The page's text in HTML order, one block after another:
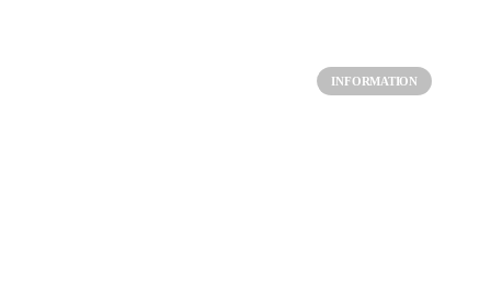
INFORMATION